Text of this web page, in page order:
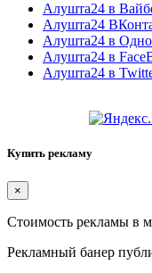
Алушта24 в
Алушта24
Алушта24 в
Алушта24 в
Алушта24 в
Купить рекламу
×
Стоимость рекламы в
Рекламный банер